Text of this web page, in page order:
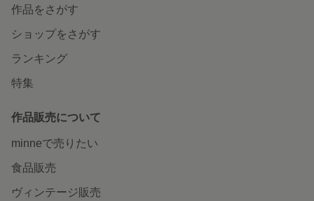
作品をさがす
ショップをさがす
ランキング
特集
作品販売について
minneで売りたい
食品販売
ヴィンテージ販売